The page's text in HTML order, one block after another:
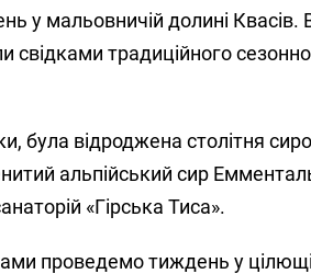
у мальовничій долині Квасів.
свідками традиційного
була відроджена столітня
альпійський сир
«Гірська Тиса».
проведемо тиждень у